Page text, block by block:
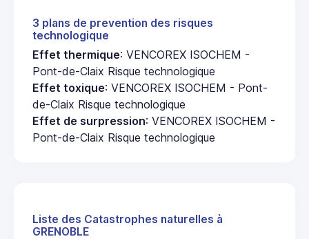
3 plans de prevention des risques
technologique
Effet thermique: VENCOREX ISOCHEM -
Pont-de-Claix Risque technologique
Effet toxique: VENCOREX ISOCHEM - Pont-
de-Claix Risque technologique
Effet de surpression: VENCOREX ISOCHEM -
Pont-de-Claix Risque technologique
Liste des Catastrophes naturelles à
GRENOBLE